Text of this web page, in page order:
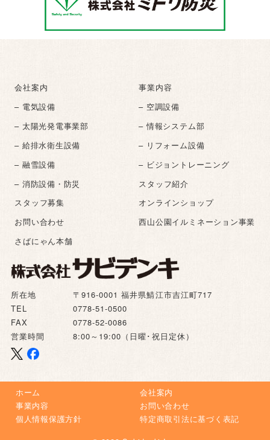
所在地
〒916-0001 福井県鯖江市吉江町717
TEL
0778-51-0500
FAX
0778-52-0086
営業時間
8:00～19:00（日曜･祝日定休）
会社案内
事業内容
– 電気設備
– 空調設備
– 太陽光発電事業部
– 情報システム部
– 給排水衛生設備
– リフォーム設備
– 融雪設備
– ビジョントレーニング
– 消防設備・防災
スタッフ紹介
スタッフ募集
オンラインショップ
お問い合わせ
西山公園イルミネーション事業
さばにゃん本舗
ホーム
会社案内
事業内容
お問い合わせ
個人情報保護方針
特定商取引法に基づく表記